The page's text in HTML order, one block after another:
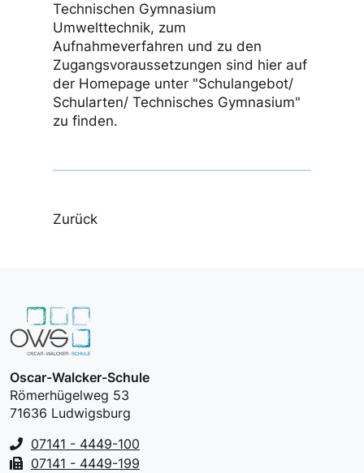
Technischen Gymnasium
Umwelttechnik, zum
Aufnahmeverfahren und zu den
Zugangsvoraussetzungen sind hier auf
der Homepage unter "Schulangebot/
Schularten/ Technisches Gymnasium"
zu finden.
Zurück
Oscar-Walcker-Schule
Römerhügelweg 53
71636 Ludwigsburg
07141 - 4449-100
07141 - 4449-199